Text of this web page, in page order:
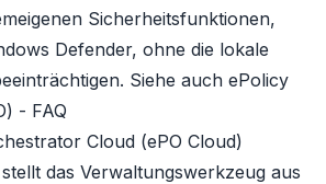
Sicherheitsfunktionen,
Defender, ohne die lokale
Siehe auch ePolicy
- FAQ
Cloud (ePO Cloud)
das Verwaltungswerkzeug aus